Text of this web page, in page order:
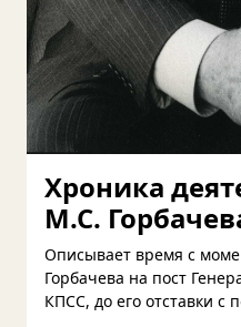
Хроника
М.С.
Описывает время с
Горбачева на пост
КПСС, до его отставки с